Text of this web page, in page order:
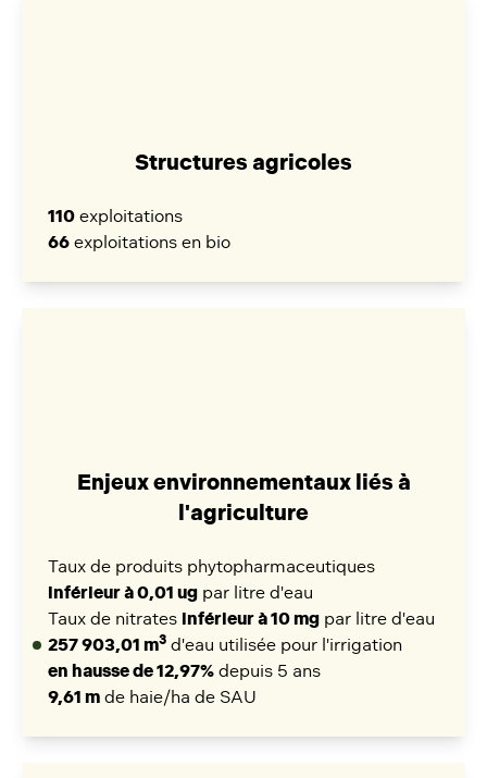
Structures agricoles
110 exploitations
66 exploitations en bio
Enjeux environnementaux liés à
l'agriculture
Taux de produits phytopharmaceutiques
inférieur à 0,01 ug par litre d'eau
Taux de nitrates inférieur à 10 mg par litre d'eau
257 903,01 m3 d'eau utilisée pour l'irrigation
en hausse de 12,97% depuis 5 ans
9,61 m de haie/ha de SAU